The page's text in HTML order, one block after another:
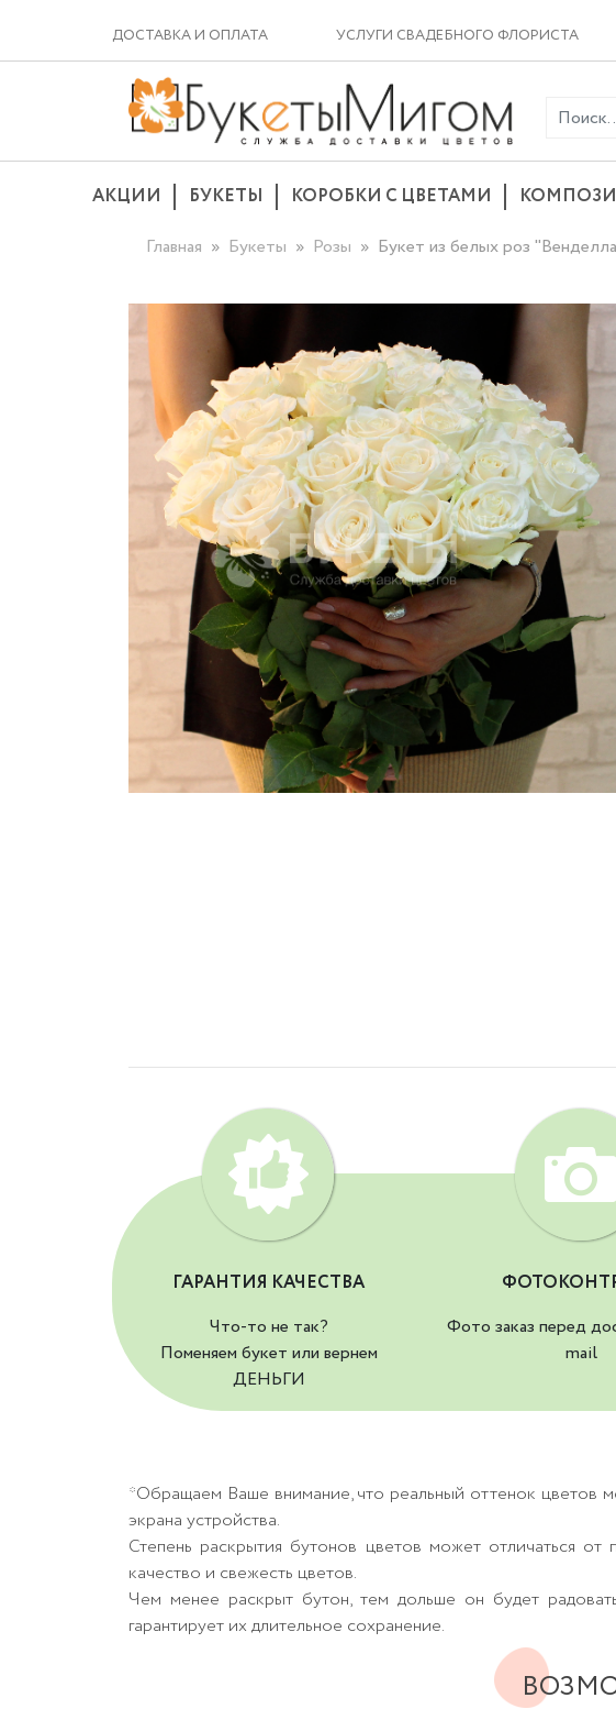
ДОСТАВКА И ОПЛАТА УСЛУГИ СВАДЕБНОГО ФЛОРИСТА
АКЦИИ БУКЕТЫ КОРОБКИ С ЦВЕТАМИ
Главная
Букеты Розы Букет из белых роз
ГАРАНТИЯ КАЧЕСТВА
Что-то не так?
Поменяем букет или вернем
ДЕНЬГИ
Фото заказ перед
mail
*Обращаем Ваше внимание, что реальный оттенок цветов
экрана устройства.
Степень раскрытия бутонов цветов может отличаться
качество и свежесть цветов.
Чем менее раскрыт бутон, тем дольше он будет
гарантирует их длительное сохранение.